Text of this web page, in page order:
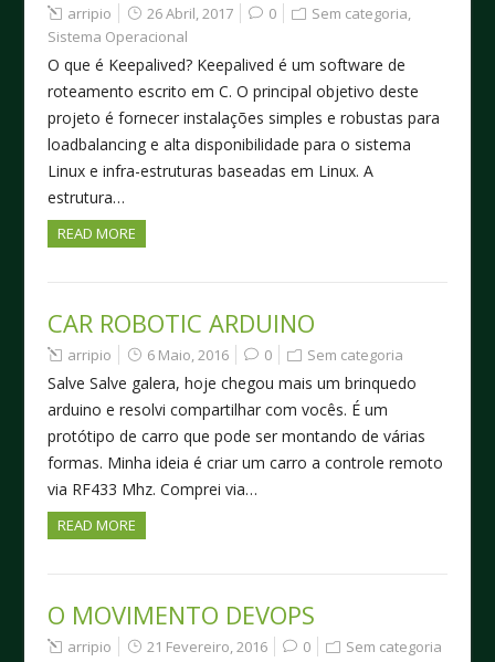
arripio 26 Abril, 2017 0 Sem categoria,
Sistema Operacional
O que é Keepalived? Keepalived é um software de
roteamento escrito em C. O principal objetivo deste
projeto é fornecer instalações simples e robustas para
loadbalancing e alta disponibilidade para o sistema
Linux e infra-estruturas baseadas em Linux. A
estrutura…
READ MORE
CAR ROBOTIC ARDUINO
arripio 6 Maio, 2016 0 Sem categoria
Salve Salve galera, hoje chegou mais um brinquedo
arduino e resolvi compartilhar com vocês. É um
protótipo de carro que pode ser montando de várias
formas. Minha ideia é criar um carro a controle remoto
via RF433 Mhz. Comprei via…
READ MORE
O MOVIMENTO DEVOPS
arripio 21 Fevereiro, 2016 0 Sem categoria